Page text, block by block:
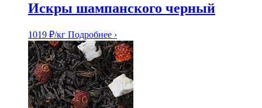
Искры шампанского черный
1019 ₽/кг Подробнее ›